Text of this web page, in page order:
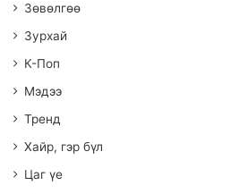
Зөвөлгөө
Зурхай
К-Поп
Мэдээ
Тренд
Хайр, гэр бүл
Цаг үе